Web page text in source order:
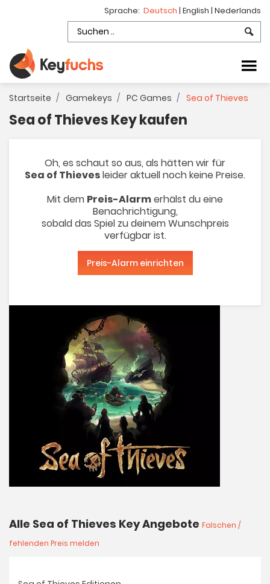
Sprache: Deutsch | English | Nederlands
Startseite Gamekeys PC Games Sea of Thieves
Sea of Thieves Key kaufen
Oh, es schaut so aus, als hätten wir für
Sea of Thievesleider aktuell noch keine Preise.
Mit dem Preis-Alarmerhälst du eine
Benachrichtigung,
sobald das Spiel zu deinem Wunschpreis
verfügbar ist.
Preis-Alarm einrichten
Alle Sea of Thieves Key Angebote Falschen /
fehlenden Preis melden